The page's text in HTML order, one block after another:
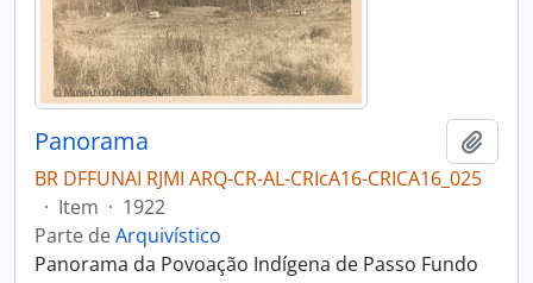
Panorama
BR DFFUNAI RJMI ARQ-CR-AL-CRIcA16-CRICA16_025
· Item · 1922
Parte deArquivístico
Panorama da Povoação Indígena de Passo Fundo